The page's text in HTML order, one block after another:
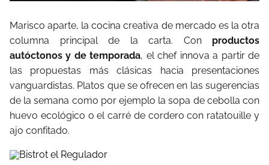
Marisco aparte, la cocina creativa de mercado es la otra
columna principal de la carta. Conproductos
autóctonos y de temporada, el chef innova a partir de
las propuestas más clásicas hacia presentaciones
vanguardistas. Platos que se ofrecen en las sugerencias
de la semana como por ejemplo la sopa de cebolla con
huevo ecológico o el carré de cordero con ratatouille y
ajo confitado.